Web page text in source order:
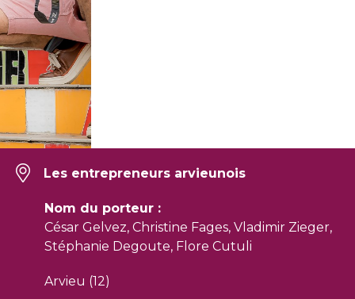
Les entrepreneurs arvieunois
Nom du porteur :
César Gelvez, Christine Fages, Vladimir Zieger,
Stéphanie Degoute, Flore Cutuli
Arvieu (12)